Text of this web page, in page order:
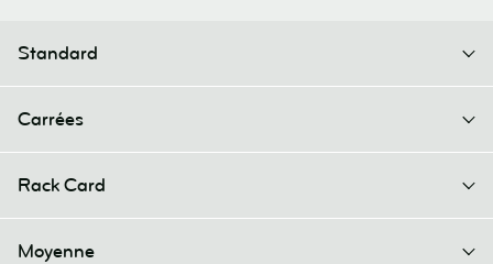
Standard
Carrées
Rack Card
Moyenne